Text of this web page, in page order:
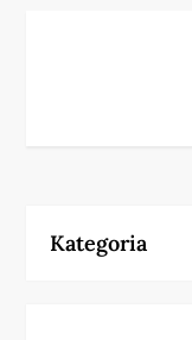
g
Kategoria